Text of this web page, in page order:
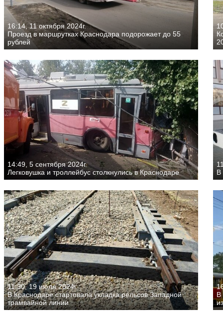
16:14, 11 октября 2024г.
Проезд в маршрутках Краснодара подорожает до 55
рублей
14:49, 5 сентября 2024г.
Легковушка и троллейбус столкнулись в Краснодаре
В
11:30, 19 июля 2024г.
В Краснодаре стартовала укладка рельсов Западной
трамвайной линии
В